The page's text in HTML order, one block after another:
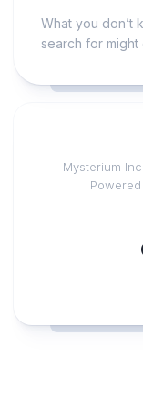
What you don’t
search for might
Mysterium